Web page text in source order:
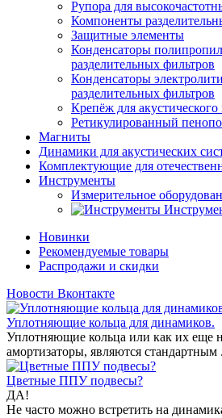
Рупора для
Компоненты
Защитные элементы
Конденсаторы
разделительных фильтров
Конденсаторы
разделительных фильтров
Крепёж для акустического
Ретикулированный
Магниты
Динамики для акустических
Комплектующие для
Инструменты
Измерительное
Новинки
Рекомендуемые товары
Распродажи и скидки
Новости Вконтакте
Уплотняющие кольца для динамиков.
Уплотняющие кольца или как их еще
амортизаторы, являются стандартным
Цветные ППУ подвесы?
ДА!
Не часто можно встретить на